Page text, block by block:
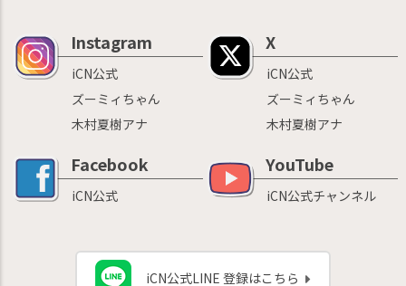
Instagram
iCN公式
ズーミィちゃん
木村夏樹アナ
X
iCN公式
ズーミィちゃん
木村夏樹アナ
Facebook
iCN公式
YouTube
iCN公式チャンネル
iCN公式LINE 登録はこちら